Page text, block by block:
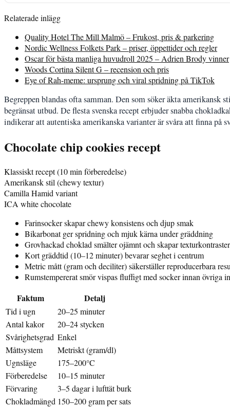
Relaterade inlägg
Quality Hotel The Mill Malmö – Frukost, pris & parkering
Nordic Wellness Folkets Park – priser, öppettider och regler
Oscar för bästa manliga huvudroll 2025 – Adrien Brody vinner
Woods Cortina Silent G – recension och pris
Eye of Rah-meme: ursprung och viral spridning på TikTok
Begreppen blandas ofta samman. Den som söker äkta
begränsat utbud. De flesta svenska recept erbjuder snabba
indikerar att autentiska amerikanska varianter är svåra att finna på
Chocolate chip cookies recept
Klassiskt recept (10 min förberedelse)
Amerikansk stil (chewy textur)
Camilla Hamid variant
ICA white chocolate
Farinsocker skapar chewy konsistens och djup smak
Bikarbonat ger spridning och mjuk kärna under gräddning
Grovhackad choklad smälter ojämnt och skapar texturkontraster
Kort gräddtid (10–12 minuter) bevarar seghet i centrum
Metric mått (gram och deciliter) säkerställer reproducerbara
Rumstempererat smör vispas fluffigt med socker innan övriga
Faktum Detalj
Tid i ugn
20–25 minuter
Antal kakor
20–24 stycken
Svårighetsgrad Enkel
Måttsystem
Metriskt (gram/dl)
Ugnsläge
175–200°C
Förberedelse
10–15 minuter
Förvaring
3–5 dagar i lufttät burk
Chokladmängd 150–200 gram per sats